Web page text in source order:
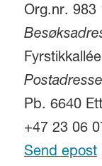
Org.nr. 983
Pb. 6640
+47 23 06
Send epost